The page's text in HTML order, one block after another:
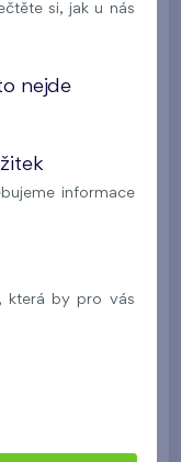
si, jak u nás
nejde
informace
která by pro vás